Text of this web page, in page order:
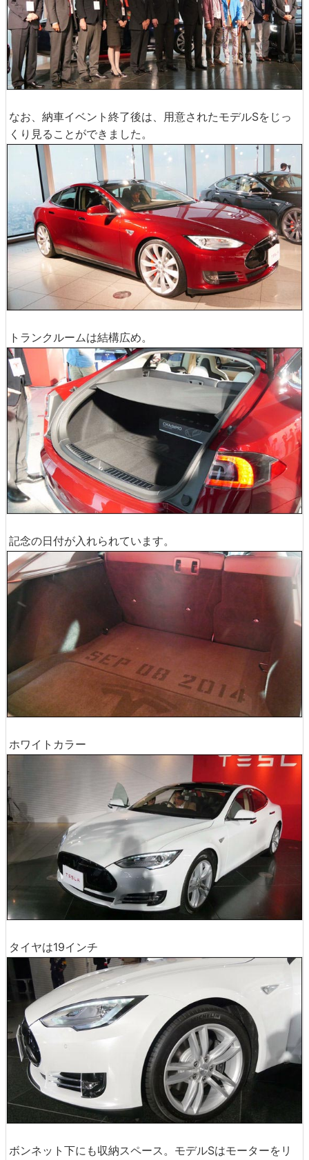
なお、納車イベント終了後は、用意されたモデルSをじっ
くり見ることができました。
トランクルームは結構広め。
記念の日付が入れられています。
ホワイトカラー
タイヤは19インチ
ボンネット下にも収納スペース。モデルSはモーターをリ